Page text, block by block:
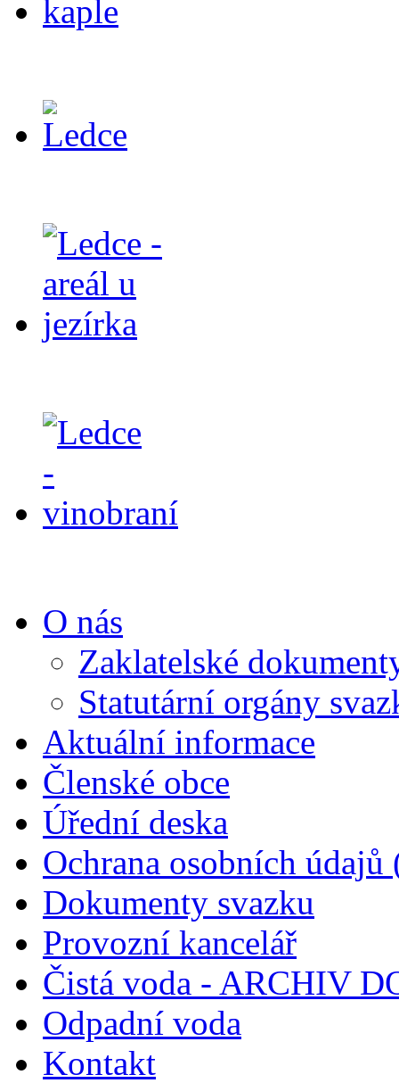
O nás
Zaklatelské
Statutární orgány
Aktuální informace
Členské obce
Úřední deska
Ochrana osobních údajů
Dokumenty svazku
Provozní kancelář
Čistá voda - ARCHIV
Odpadní voda
Kontakt